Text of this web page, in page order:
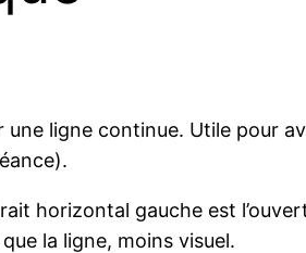
ligne continue. Utile pour
horizontal gauche est
la ligne, moins visuel.